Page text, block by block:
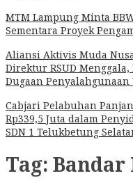
MTM Lampung Minta
Sementara Proyek
Aliansi Aktivis Muda
Direktur RSUD
Dugaan Penyalahgunaan
Cabjari Pelabuhan
Rp339,5 Juta dalam
SDN 1 Telukbetung
Tag: Bandar